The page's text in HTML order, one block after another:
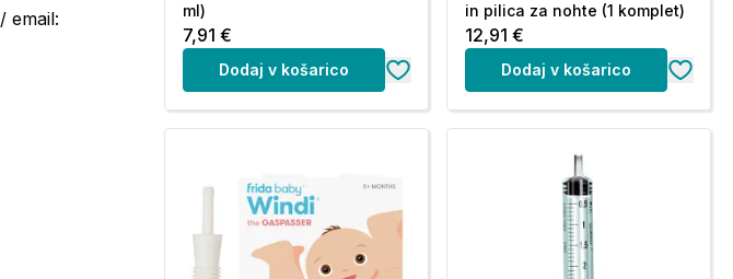
email:
ml)
7,91 €
Dodaj v košarico
in pilica za nohte (1 komplet)
12,91 €
Dodaj v košarico